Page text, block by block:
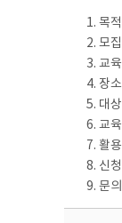
1. 목
2. 모
3. 교
4. 장
5. 대
6. 교
7. 활
8. 신
9. 문